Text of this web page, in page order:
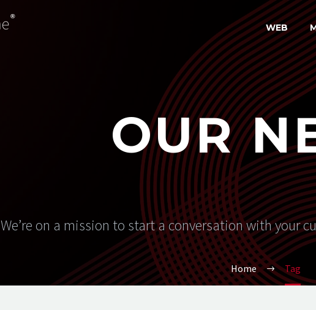
WEB
OUR
We’re on a mission to start a conversation with your
Home Tag